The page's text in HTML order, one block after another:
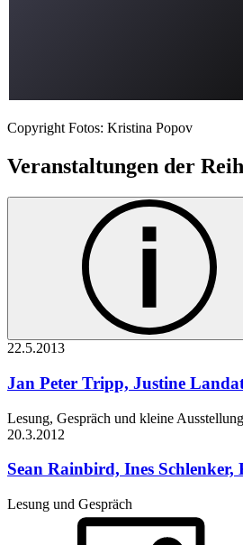
Copyright Fotos: Kristina Popov
Veranstaltungen der
22.5.2013
Jan Peter Tripp, Justine
Lesung, Gespräch und kleine Ausstellung
20.3.2012
Sean Rainbird, Ines
Lesung und Gespräch